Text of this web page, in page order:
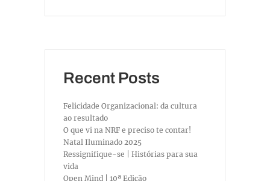
Recent Posts
Felicidade Organizacional: da cultura
ao resultado
O que vi na NRF e preciso te contar!
Natal Iluminado 2025
Ressignifique-se | Histórias para sua
vida
Open Mind | 10ª Edição